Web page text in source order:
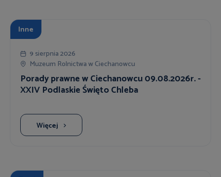
Inne
9 sierpnia 2026
Muzeum Rolnictwa w Ciechanowcu
Porady prawne w Ciechanowcu 09.08.2026r. -
XXIV Podlaskie Święto Chleba
Więcej